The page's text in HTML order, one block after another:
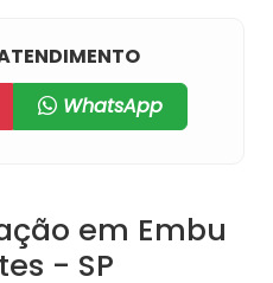
WhatsApp
em Embu
- SP